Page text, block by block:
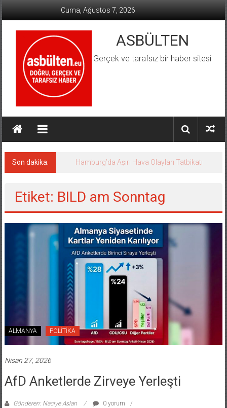
Cuma, Ağustos 7, 2026
ASBÜLTEN
Gerçek ve tarafsız bir haber sitesi
Son dakika: Hamburg’da Aşırı Hava Olayları Tatbikatı
Etiket: BILD am Sonntag
ALMANYA POLİTİKA
Nisan 27, 2026
AfD Anketlerde Zirveye Yerleşti
Gönderen: Naciye Aslan
0 yorum